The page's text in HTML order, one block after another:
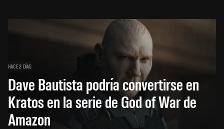
HACE 2 DÍAS
Dave Bautista podría convertirse en
Kratos en la serie de God of War de
Amazon